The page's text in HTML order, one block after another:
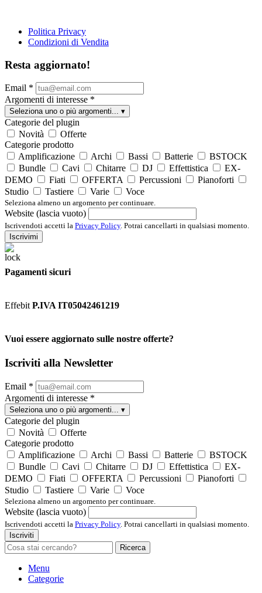
Politica Privacy
Condizioni di Vendita
Resta aggiornato!
Email *
Argomenti di interesse *
Seleziona uno o più argomenti... ▾
Categorie del plugin
Novità
Offerte
Categorie prodotto
Amplificazione
Archi Bassi Batterie
BSTOCK
Bundle
Cavi Chitarre DJ Effettistica
EX-
DEMO
Fiati OFFERTA Percussioni
Pianoforti
Studio
Tastiere Varie Voce
Seleziona almeno un argomento per continuare.
Website (lascia vuoto)
Iscrivendoti accetti la Privacy Policy. Potrai cancellarti in qualsiasi momento.
Iscrivimi
Pagamenti sicuri
Effebit P.IVA IT05042461219
Vuoi essere aggiornato sulle nostre offerte?
Iscriviti alla Newsletter
Email *
Argomenti di interesse *
Seleziona uno o più argomenti... ▾
Categorie del plugin
Novità
Offerte
Categorie prodotto
Amplificazione
Archi Bassi Batterie
BSTOCK
Bundle
Cavi Chitarre DJ Effettistica
EX-
DEMO
Fiati OFFERTA Percussioni
Pianoforti
Studio
Tastiere Varie Voce
Seleziona almeno un argomento per continuare.
Website (lascia vuoto)
Iscrivendoti accetti la Privacy Policy. Potrai cancellarti in qualsiasi momento.
Iscriviti
Ricerca
Menu
Categorie